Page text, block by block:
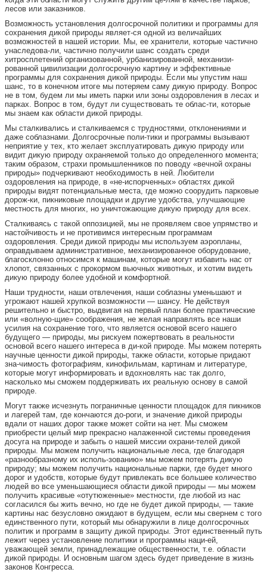
лесов или заказников.
Возможность установления долгосрочной политики и программы для
сохранения дикой природы являет-ся одной из величайших
возможностей в нашей истории. Мы, ее хранители, которые частично
унаследова-ли, частично получили шанс создать среди
хитросплетений организованной, урбанизированной, механизи-
рованной цивилизации долгосрочную картину и эффективные
программы для сохранения дикой природы. Если мы упустим наш
шанс, то в конечном итоге мы потеряем саму дикую природу. Вопрос
не в том, будем ли мы иметь парки или зоны оздоровления в лесах и
парках. Вопрос в том, будут ли существовать те облас-ти, которые
мы знаем как области дикой природы.
Мы сталкивались и сталкиваемся с трудностями, отклонениями и
даже соблазнами. Долгосрочные поли-тики и программы вызывают
неприятие у тех, кто желает эксплуатировать дикую природу или
видит дикую природу охраняемой только до определенного момента;
таким образом, страхи промышленников по поводу «вечной охраны
природы» подчеркивают необходимость в ней. Любители
оздоровления на природе, в «не-испорченных» областях дикой
природы видят потенциальные места, где можно соорудить парковые
дорож-ки, пикниковые площадки и другие удобства, улучшающие
местность для многих, но уничтожающие дикую природу для всех.
Сталкиваясь с такой оппозицией, мы не проявляем свое упрямство и
настойчивость и не противимся интересным программам
оздоровления. Среди дикой природы мы используем аэропланы,
оправдываем административное, механизированное оборудование,
благосклонно относимся к машинам, которые могут избавить нас от
хлопот, связанных с прокормом вьючных животных, и хотим видеть
дикую природу более удобной и комфортной.
Наши трудности, наши отвлечения, наши соблазны уменьшают и
угрожают нашей хрупкой возможности — шансу. Не действуя
решительно и быстро, выдвигая на первый план более практические
или «волную-щие» соображения, не желая направлять все наши
усилия на сохранение того, что является основой всего нашего
будущего — природы, мы рискуем пожертвовать в реальности
основой всего нашего интереса в ди-кой природе. Мы можем потерять
научные ценности дикой природы, также области, которые придают
зна-чимость фотографиям, кинофильмам, картинам и литературе,
которые могут информировать и вдохновлять нас так долго,
насколько мы сможем поддерживать их реальную основу в самой
природе.
Могут также исчезнуть пограничные ценности площадок для пикников
и лагерей там, где кончаются до-роги, и значение дикой природы
вдали от наших дорог также может сойти на нет. Мы сможем
приобрести целый мир прекрасно налаженной системы проведения
досуга на природе и забыть о нашей миссии охрани-телей дикой
природы. Мы можем получить национальные леса, где благодаря
«разнообразному их исполь-зованию» мы можем потерять дикую
природу; мы можем получить национальные парки, где будет много
дорог и удобств, которые будут привлекать все большее количество
людей во все уменьшающиеся области дикой природы — мы можем
получить красивые «отутюженные» местности, где любой из нас
согласился бы жить вечно, но где не будет дикой природы, — такие
картины нас безусловно ожидают в будущем, если мы свернем с того
единственного пути, который мы обнаружили в лице долгосрочных
политик и программ в защиту дикой природы. Этот единственный путь
лежит через установление политики и программы наци-ей,
уважающей земли, принадлежащие общественности, т.е. области
дикой природы. И основным шагом здесь будет приведение в жизнь
законов Конгресса.